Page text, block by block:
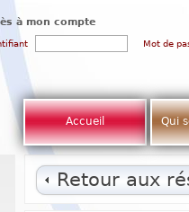
à mon compte
Mot de
Accueil Qui
Retour aux